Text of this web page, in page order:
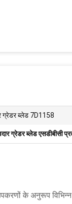
ग्रेडर ब्लेड 7D1158
ग्रेडर ब्लेड एसडीबीसी
के अनुरूप